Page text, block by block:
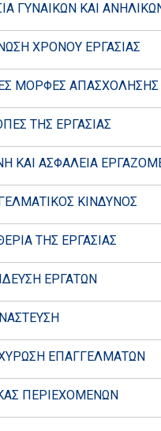
ΓΥΝΑΙΚΩΝ ΚΑΙ
ΧΡΟΝΟΥ ΕΡΓΑΣΙΑΣ
ΜΟΡΦΕΣ ΑΠΑΣΧΟΛΗΣΗΣ
ΤΗΣ ΕΡΓΑΣΙΑΣ
ΚΑΙ ΑΣΦΑΛΕΙΑ
ΚΙΝΔΥΝΟΣ
ΤΗΣ ΕΡΓΑΣΙΑΣ
ΕΡΓΑΤΩΝ
ΕΠΑΓΓΕΛΜΑΤΩΝ
ΠΕΡΙΕΧΟΜΕΝΩΝ